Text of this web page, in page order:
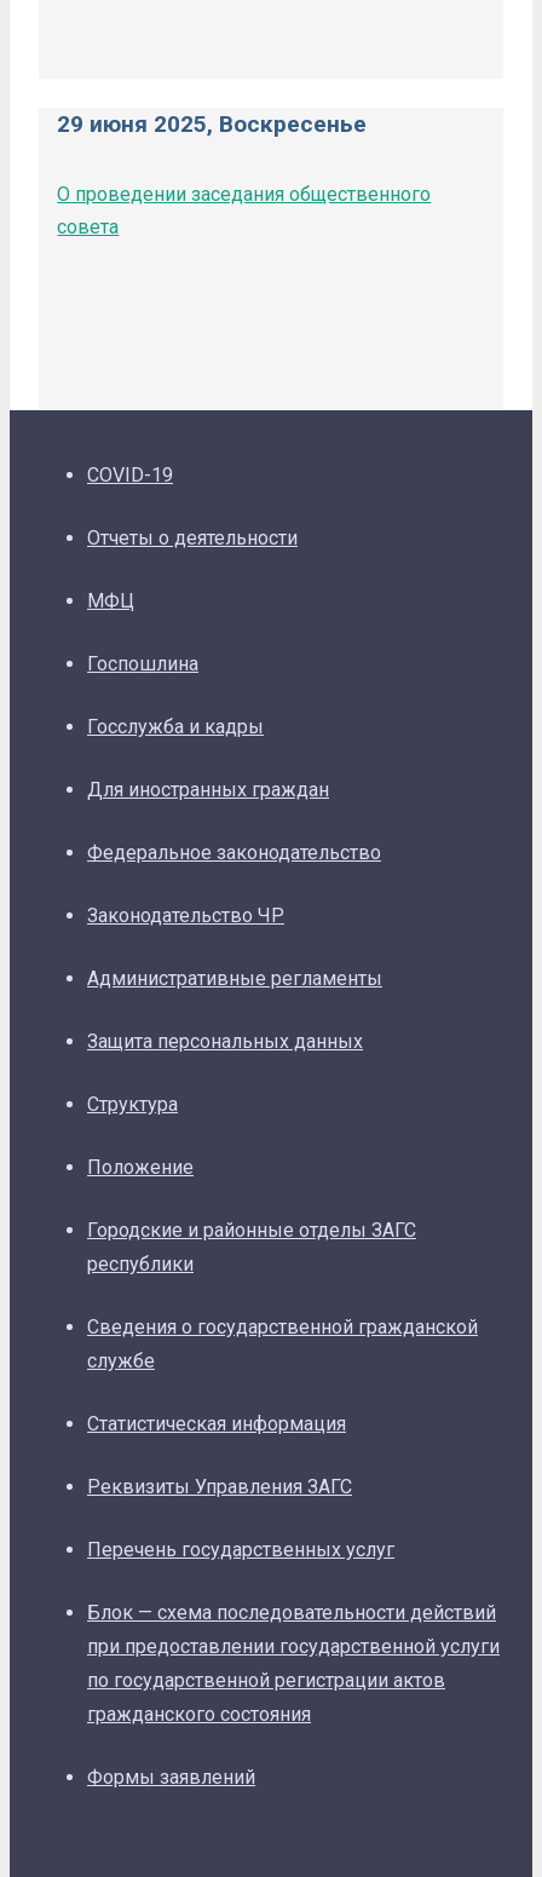
29 июня 2025, Воскресенье
О проведении заседания общественного
совета
COVID-19
Отчеты о деятельности
МФЦ
Госпошлина
Госслужба и кадры
Для иностранных граждан
Федеральное законодательство
Законодательство ЧР
Административные регламенты
Защита персональных данных
Структура
Положение
Городские и районные отделы ЗАГС
республики
Сведения о государственной гражданской
службе
Статистическая информация
Реквизиты Управления ЗАГС
Перечень государственных услуг
Блок — схема последовательности действий
при предоставлении государственной услуги
по государственной регистрации актов
гражданского состояния
Формы заявлений